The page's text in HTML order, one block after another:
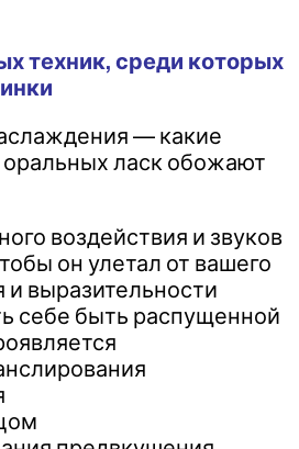
техник, среди которых
— какие
ласк обожают
воздействия и звуков
он улетал от вашего
выразительности
себе быть распущенной